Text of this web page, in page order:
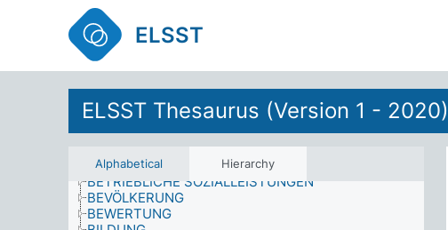
ELSST
ELSST Thesaurus (Version 1 - 2020)
Alphabetical Hierarchy
ALTERSGRUPPEN
ANALYSE
ANTHROPOLOGIE
ANWESENHEIT
ARBEIT UND BESCHÄFTIGUNG
ARBEITSKRÄFTE NACH BERUF
AUSBEUTUNG
AUSRÜSTUNG
BAUELEMENTE
BEHINDERUNGEN
BESETZTE GEBIETE
BETRIEBLICHE SOZIALLEISTUNGEN
BEVÖLKERUNG
BEWERTUNG